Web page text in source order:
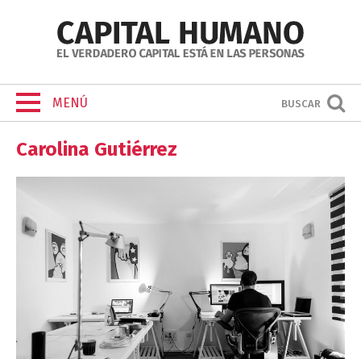
MENÚ BUSCAR
Carolina Gutiérrez